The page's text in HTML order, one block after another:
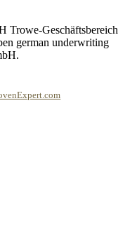
Trowe-Geschäftsbereich
german underwriting